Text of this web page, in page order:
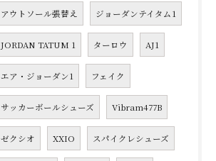
アウトソール張替え ジョーダンテイタム1
JORDAN TATUM 1 ターロウ AJ1
エア・ジョーダン1 フェイク
サッカーボールシューズ Vibram477B
ゼクシオ XXIO スパイクレシューズ